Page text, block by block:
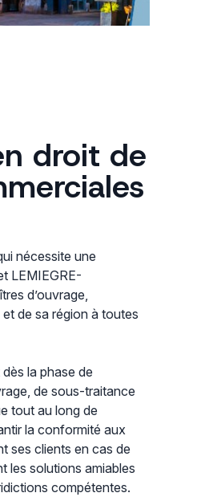
droit de
nécessite une
LEMIEGRE-
d’ouvrage,
de sa région à toutes
la phase de
de sous-traitance
tout au long de
la conformité aux
ses clients en cas de
les solutions amiables
compétentes.